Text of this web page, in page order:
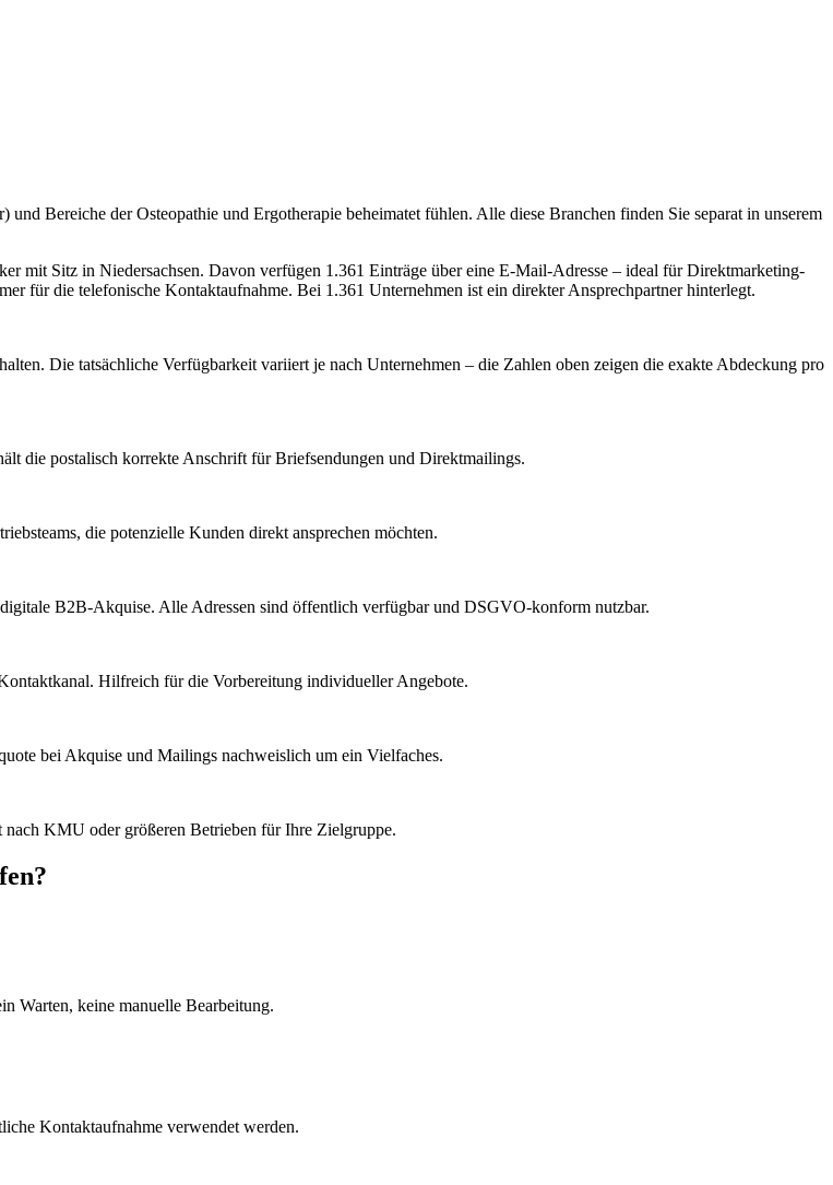
Bereiche der Osteopathie und Ergotherapie beheimatet fühlen. Alle diese Branchen finden Sie separat in unserem
mit Sitz in Niedersachsen. Davon verfügen 1.361 Einträge über eine E-Mail-Adresse – ideal für Direktmarketing-
für die telefonische Kontaktaufnahme. Bei 1.361 Unternehmen ist ein direkter Ansprechpartner hinterlegt.
Die tatsächliche Verfügbarkeit variiert je nach Unternehmen – die Zahlen oben zeigen die exakte Abdeckung pro
die postalisch korrekte Anschrift für Briefsendungen und Direktmailings.
die potenzielle Kunden direkt ansprechen möchten.
B2B-Akquise. Alle Adressen sind öffentlich verfügbar und DSGVO-konform nutzbar.
Hilfreich für die Vorbereitung individueller Angebote.
bei Akquise und Mailings nachweislich um ein Vielfaches.
nach KMU oder größeren Betrieben für Ihre Zielgruppe.
Warten, keine manuelle Bearbeitung.
Kontaktaufnahme verwendet werden.